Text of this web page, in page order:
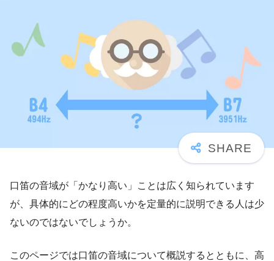
口笛の音域が「かなり高い」ことは広く知られています
が、具体的にどの程度高いかを定量的に説明できる人は少
ないのではないでしょうか。
このページでは口笛の音域について概説するとともに、高